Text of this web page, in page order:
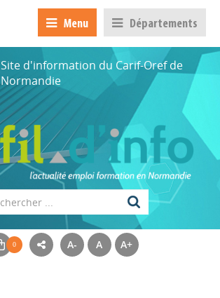
Menu Départements
Site d'information du Carif-Oref de
Normandie
A- A A+